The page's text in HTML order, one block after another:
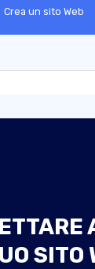
Crea un sito Web
SITO